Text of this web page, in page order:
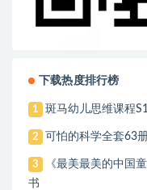
下载热度排行榜
1 斑马幼儿思维课程
2 可怕的科学全套63
3
《最美最美的中国
书